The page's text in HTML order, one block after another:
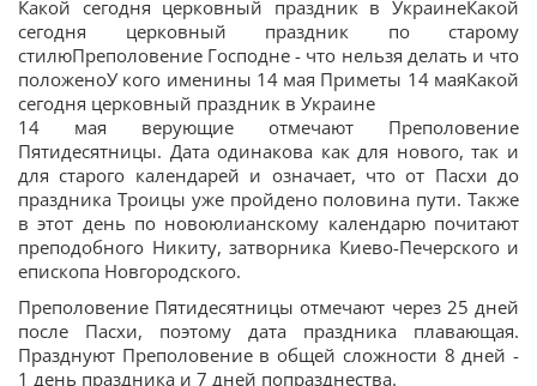
Какой сегодня церковный праздник в УкраинеКакой
сегодня церковный праздник по старому
стилюПреполовение Господне - что нельзя делать и что
положеноУ кого именины 14 мая Приметы 14 маяКакой
сегодня церковный праздник в Украине
14 мая верующие отмечают Преполовение
Пятидесятницы. Дата одинакова как для нового, так и
для старого календарей и означает, что от Пасхи до
праздника Троицы уже пройдено половина пути. Также
в этот день по новоюлианскому календарю почитают
преподобного Никиту, затворника Киево-Печерского и
епископа Новгородского.
Преполовение Пятидесятницы отмечают через 25 дней
после Пасхи, поэтому дата праздника плавающая.
Празднуют Преполовение в общей сложности 8 дней -
1 день праздника и 7 дней попразднества.